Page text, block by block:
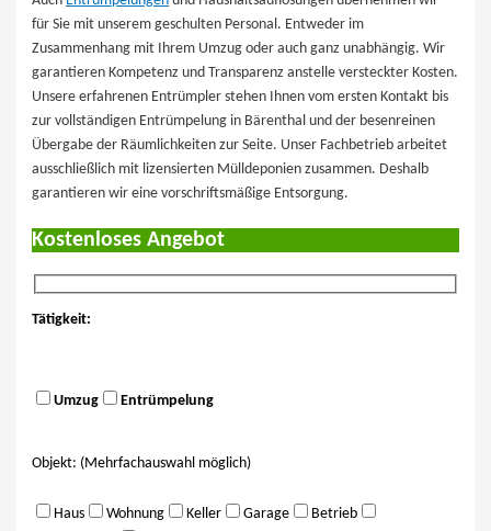
für Sie mit unserem geschulten Personal. Entweder im
Zusammenhang mit Ihrem Umzug oder auch ganz unabhängig. Wir
garantieren Kompetenz und Transparenz anstelle versteckter Kosten.
Unsere erfahrenen Entrümpler stehen Ihnen vom ersten Kontakt bis
zur vollständigen Entrümpelung in Bärenthal und der besenreinen
Übergabe der Räumlichkeiten zur Seite. Unser Fachbetrieb arbeitet
ausschließlich mit lizensierten Mülldeponien zusammen. Deshalb
garantieren wir eine vorschriftsmäßige Entsorgung.
Kostenloses Angebot
Tätigkeit:
Umzug Entrümpelung
Objekt: (Mehrfachauswahl möglich)
Haus Wohnung Keller Garage Betrieb